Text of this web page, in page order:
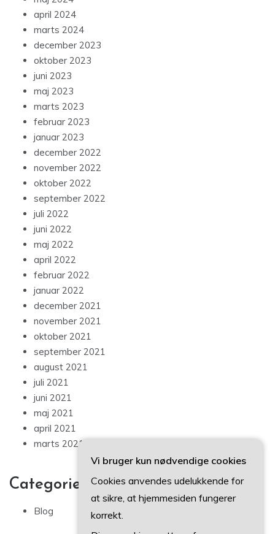
april 2024
marts 2024
december 2023
oktober 2023
juni 2023
maj 2023
marts 2023
februar 2023
januar 2023
december 2022
november 2022
oktober 2022
september 2022
juli 2022
juni 2022
maj 2022
april 2022
februar 2022
januar 2022
december 2021
november 2021
oktober 2021
september 2021
august 2021
juli 2021
juni 2021
maj 2021
april 2021
marts 2021
Categories
Blog
Vi bruger kun nødvendige cookies
Cookies anvendes udelukkende for
at sikre, at hjemmesiden fungerer
korrekt.